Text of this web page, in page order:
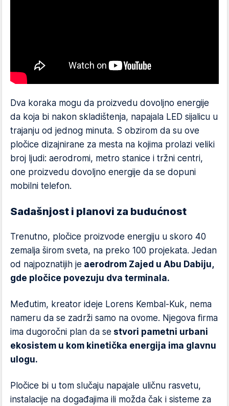
Dva koraka mogu da proizvedu dovoljno energije
da koja bi nakon skladištenja, napajala LED sijalicu u
trajanju od jednog minuta. S obzirom da su ove
pločice dizajnirane za mesta na kojima prolazi veliki
broj ljudi: aerodromi, metro stanice i tržni centri,
one proizvedu dovoljno energije da se dopuni
mobilni telefon.
Sadašnjost i planovi za budućnost
Trenutno, pločice proizvode energiju u skoro 40
zemalja širom sveta, na preko 100 projekata. Jedan
od najpoznatijih je aerodrom Zajed u Abu Dabiju,
gde pločice povezuju dva terminala.
Međutim, kreator ideje Lorens Kembal-Kuk, nema
nameru da se zadrži samo na ovome. Njegova firma
ima dugoročni plan da se stvori pametni urbani
ekosistem u kom kinetička energija ima glavnu
ulogu.
Pločice bi u tom slučaju napajale uličnu rasvetu,
instalacije na događajima ili možda čak i sisteme za